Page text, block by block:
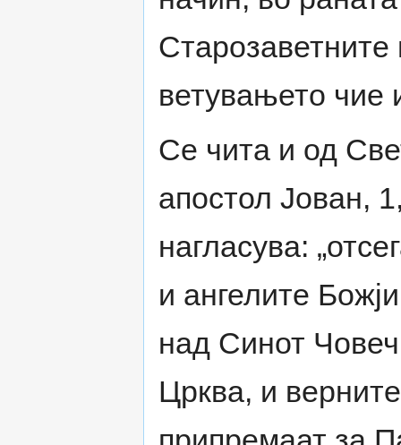
ветувањето чие
Се чита и од
апостол Јован,
нагласува:
и ангелите
над Синот
Црква, и